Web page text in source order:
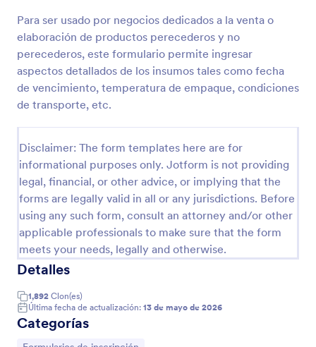
Para ser usado por negocios dedicados a la venta o
elaboración de productos perecederos y no
perecederos, este formulario permite ingresar
aspectos detallados de los insumos tales como fecha
de vencimiento, temperatura de empaque, condiciones
de transporte, etc.
Disclaimer: The form templates here are for
informational purposes only. Jotform is not providing
legal, financial, or other advice, or implying that the
forms are legally valid in all or any jurisdictions. Before
using any such form, consult an attorney and/or other
applicable professionals to make sure that the form
meets your needs, legally and otherwise.
Detalles
1,892 Clon(es)
Última fecha de actualización: 13 de mayo de 2026
Categorías
Vista previa